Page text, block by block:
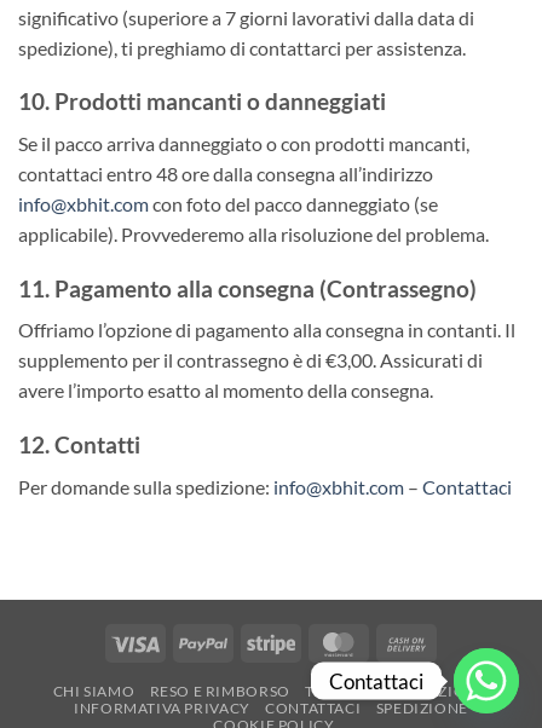
significativo (superiore a 7 giorni lavorativi dalla data di
spedizione), ti preghiamo di contattarci per assistenza.
10. Prodotti mancanti o danneggiati
Se il pacco arriva danneggiato o con prodotti mancanti,
contattaci entro 48 ore dalla consegna all’indirizzo
info@xbhit.comcon foto del pacco danneggiato (se
applicabile). Provvederemo alla risoluzione del problema.
11. Pagamento alla consegna (Contrassegno)
Offriamo l’opzione di pagamento alla consegna in contanti. Il
supplemento per il contrassegno è di €3,00. Assicurati di
avere l’importo esatto al momento della consegna.
12. Contatti
Per domande sulla spedizione: info@xbhit.com – Contattaci
Visa PayPal Stripe MasterCard
On
Delivery
CHI SIAMO RESO E RIMBORSO
TERMINI E CONDIZIONI
INFORMATIVA PRIVACY
CONTATTACI
SPEDIZIONE
Contattaci